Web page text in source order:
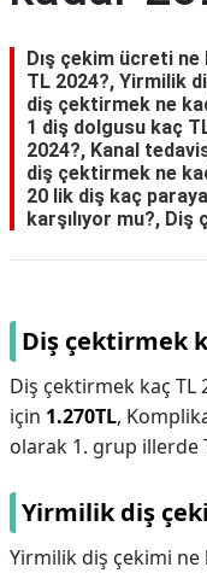
Dış çekim ücreti
TL 2024?, Yirmilik
diş çektirmek ne
1 diş dolgusu kaç
2024?, Kanal
diş çektirmek ne
20 lik diş kaç
karşılıyor mu?, Diş
Diş çektirmek
Diş çektirmek kaç TL
için 1.270TL,
olarak 1. grup illerde
Yirmilik diş
Yirmilik diş çekimi ne